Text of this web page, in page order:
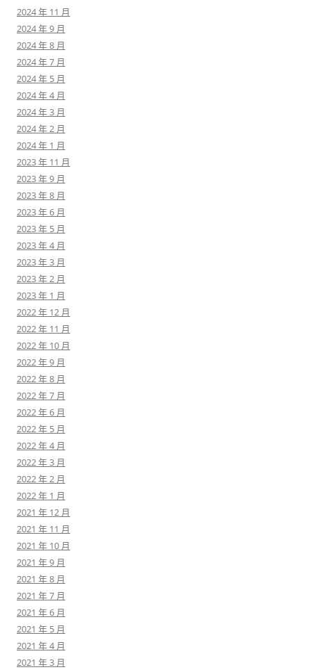
2024 年 11 月
2024 年 9 月
2024 年 8 月
2024 年 7 月
2024 年 5 月
2024 年 4 月
2024 年 3 月
2024 年 2 月
2024 年 1 月
2023 年 11 月
2023 年 9 月
2023 年 8 月
2023 年 6 月
2023 年 5 月
2023 年 4 月
2023 年 3 月
2023 年 2 月
2023 年 1 月
2022 年 12 月
2022 年 11 月
2022 年 10 月
2022 年 9 月
2022 年 8 月
2022 年 7 月
2022 年 6 月
2022 年 5 月
2022 年 4 月
2022 年 3 月
2022 年 2 月
2022 年 1 月
2021 年 12 月
2021 年 11 月
2021 年 10 月
2021 年 9 月
2021 年 8 月
2021 年 7 月
2021 年 6 月
2021 年 5 月
2021 年 4 月
2021 年 3 月